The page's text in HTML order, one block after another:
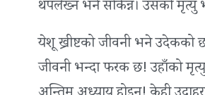
थपलेख्‍न भने सकिन्न। उसको मृत्यु
येशू ख्रीष्टको जीवनी भने
जीवनी भन्दा फरक छ! उहाँको